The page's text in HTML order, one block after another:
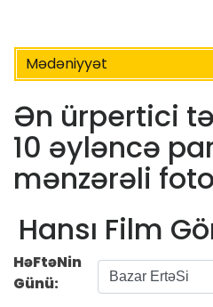
Mədəniyyət
Ən ürpertici
10 əyləncə
mənzərəli
Hansı Film
HəFtəNin
Günü: